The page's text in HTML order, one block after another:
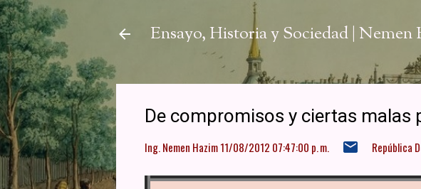
Ensayo, Historia y Sociedad | Nemen
De compromisos y ciertas malas
Ing. Nemen Hazim11/08/2012 07:47:00 p. m. República